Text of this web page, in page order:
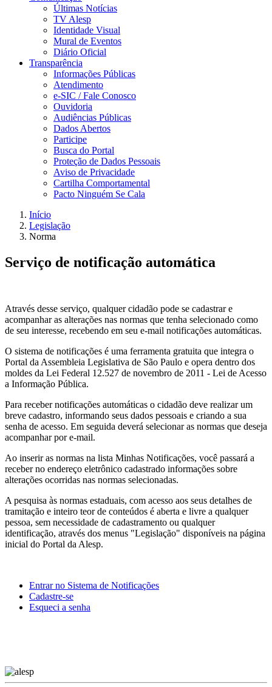
Últimas Notícias
TV Alesp
Identidade Visual
Mural de Eventos
Diário Oficial
Transparência
Informações Públicas
Atendimento
e-SIC / Fale Conosco
Ouvidoria
Audiências Públicas
Dados Abertos
Participe
Busca do Portal
Proteção de Dados Pessoais
Aviso de Privacidade
Cartilha Comportamental
Pacto Ninguém Se Cala
Início
Legislação
Norma
Serviço de notificação automática
Através desse serviço, qualquer cidadão pode se cadastrar e
acompanhar as alterações nas normas que tenha selecionado como
de seu interesse, recebendo em seu e-mail notificações automáticas.
O sistema de notificações é uma ferramenta gratuita que integra o
Portal da Assembleia Legislativa de São Paulo e opera dentro dos
moldes da Lei Federal 12.527 de novembro de 2011 - Lei de Acesso
a Informação Pública.
Para receber notificações automáticas o cidadão deve realizar um
breve cadastro, informando seus dados pessoais e criando a sua
senha de acesso. Em seguida deverá selecionar as normas que deseja
acompanhar por e-mail.
Ao inserir as normas na lista Minhas Notificações, você passará a
receber no endereço eletrônico cadastrado informações sobre
alterações ocorridas nas normas selecionadas.
A pesquisa às normas estaduais, com acesso aos seus detalhes de
tramitação e inteiro teor de conteúdos é aberta e livre a qualquer
pessoa, sem necessidade de cadastramento ou qualquer
identificação, através dos menus "Legislação" disponíveis na página
inicial do Portal da Alesp.
Entrar no Sistema de Notificações
Cadastre-se
Esqueci a senha